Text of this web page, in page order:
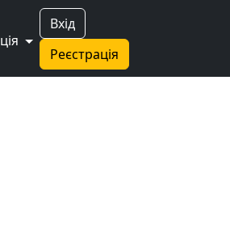
Вхід
Реєстрація